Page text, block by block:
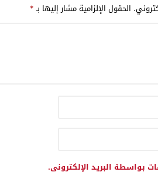
الحقول الإلزامية مشار إليها بـ*
بواسطة البريد الإلكتروني.